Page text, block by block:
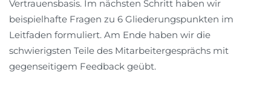
Vertrauensbasis. Im nächsten Schritt haben wir
beispielhafte Fragen zu 6 Gliederungspunkten im
Leitfaden formuliert. Am Ende haben wir die
schwierigsten Teile des Mitarbeitergesprächs mit
gegenseitigem Feedback geübt.